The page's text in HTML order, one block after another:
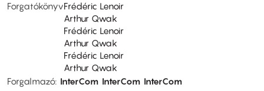
ForgatókönyvFrédéric Lenoir
Arthur Qwak
Frédéric Lenoir
Arthur Qwak
Frédéric Lenoir
Arthur Qwak
Forgalmazó InterCom InterCom InterCom